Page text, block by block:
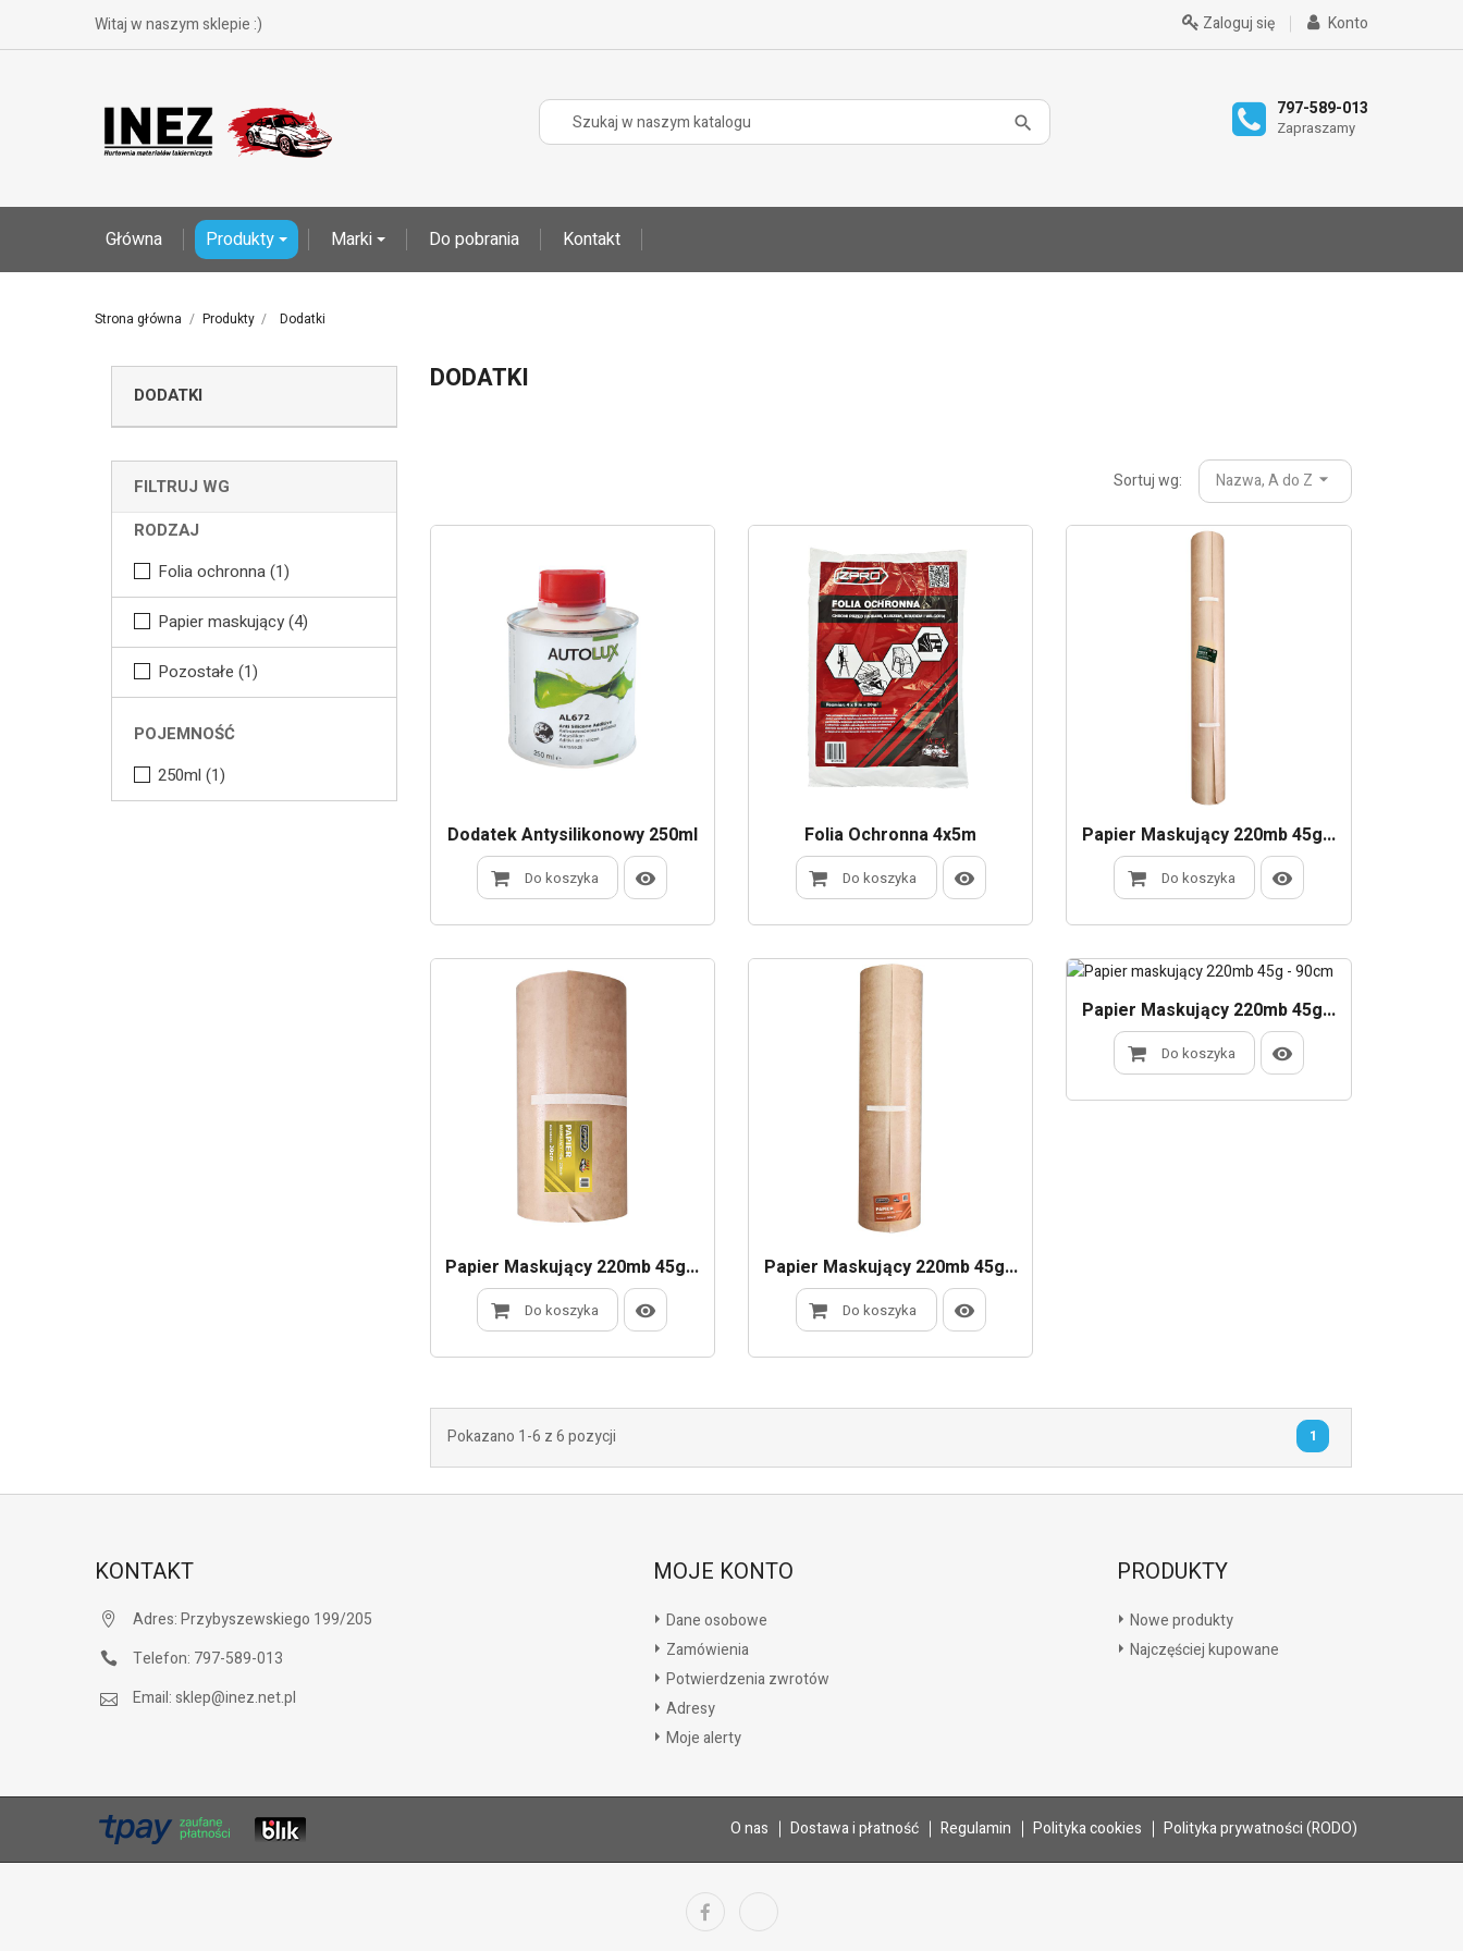
Witaj w naszym sklepie :) Konto
Zaloguj się
797-589-013
Zapraszamy
Główna Produkty Marki Do pobrania Kontakt
Strona główna Produkty Dodatki
DODATKI
FILTRUJ WG
RODZAJ
Folia ochronna(1)
Papier maskujący(4)
Pozostałe (1)
POJEMNOŚĆ
250ml (1)
DODATKI
Sortuj wg: Nazwa, A do Z
Dodatek Antysilikonowy 250ml
Do koszyka
Folia Ochronna 4x5m
Do koszyka
Papier Maskujący 220mb 45g...
Do koszyka
Papier Maskujący 220mb 45g...
Do koszyka
Papier Maskujący 220mb 45g...
Do koszyka
Papier Maskujący 220mb 45g...
Do koszyka
Pokazano 1-6 z 6 pozycji 1
KONTAKT
Adres:Przybyszewskiego 199/205
Telefon: 797-589-013
Email:sklep@inez.net.pl
MOJE KONTO
Dane osobowe
Zamówienia
Potwierdzenia zwrotów
Adresy
Moje alerty
PRODUKTY
Nowe produkty
Najczęściej kupowane
O nas Dostawa i płatność Regulamin Polityka cookies Polityka prywatności (RODO)